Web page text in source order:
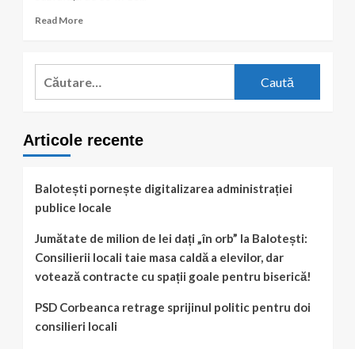
invocate
Mihai
D.
Read MoreRead
Primăria
Balotești
peste
hectare
de
teren
un
spital
pediatric
urgență
Caută
Articole recente
Balotești pornește digitalizarea administrației
publice locale
Jumătate de milion de lei dați „în orb” la Balotești:
Consilierii locali taie masa caldă a elevilor, dar
votează contracte cu spații goale pentru biserică!
PSD Corbeanca retrage sprijinul politic pentru doi
consilieri locali